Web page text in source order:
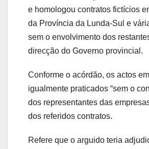
e homologou contratos fictícios
da Província da Lunda-Sul e
sem o envolvimento dos
direcção do Governo provincial.
Conforme o acórdão, os actos
igualmente praticados “sem o
dos representantes das
dos referidos contratos.
​Refere que o arguido teria